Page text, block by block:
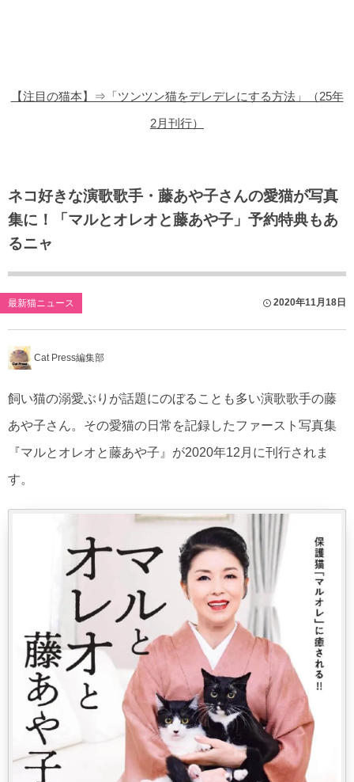
【注目の猫本】⇒「ツンツン猫をデレデレにする方法」（25年
2月刊行）
ネコ好きな演歌歌手・藤あや子さんの愛猫が写真
集に！「マルとオレオと藤あや子」予約特典もあ
るニャ
最新猫ニュース 2020年11月18日
Cat Press編集部
飼い猫の溺愛ぶりが話題にのぼることも多い演歌歌手の藤
あや子さん。その愛猫の日常を記録したファースト写真集
『マルとオレオと藤あや子』が2020年12月に刊行されま
す。
猫のゲーム・アプリ
猫のフリー写真素材